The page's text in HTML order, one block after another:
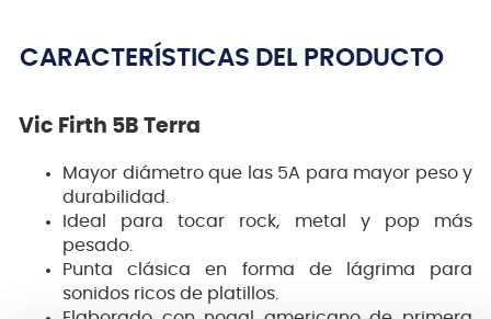
CARACTERÍSTICAS DEL PRODUCTO
Vic Firth 5B Terra
Mayor diámetro que las 5A para mayor peso y
durabilidad.
Ideal para tocar rock, metal y pop más
pesado.
Punta clásica en forma de lágrima para
sonidos ricos de platillos.